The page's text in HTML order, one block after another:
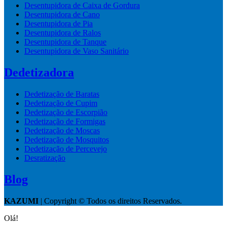
Desentupidora de Caixa de Gordura
Desentupidora de Cano
Desentupidora de Pia
Desentupidora de Ralos
Desentupidora de Tanque
Desentupidora de Vaso Sanitário
Dedetizadora
Dedetização de Baratas
Dedetização de Cupim
Dedetização de Escorpião
Dedetização de Formigas
Dedetização de Moscas
Dedetização de Mosquitos
Dedetização de Percevejo
Desratização
Blog
KAZUMI | Copyright © Todos os direitos Reservados.
Olá!